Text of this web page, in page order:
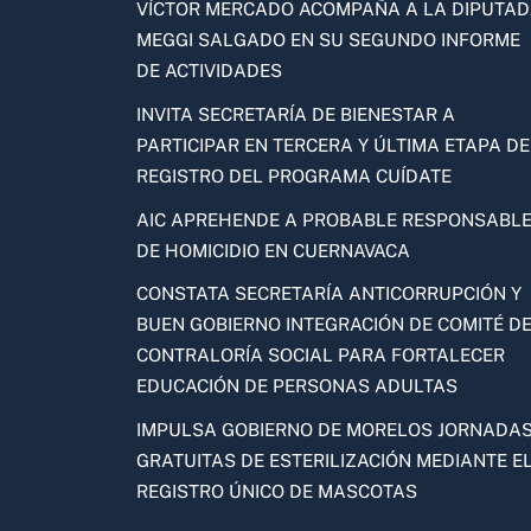
VÍCTOR MERCADO ACOMPAÑA A LA
MEGGI SALGADO EN SU SEGUNDO INFORME
DE ACTIVIDADES
INVITA SECRETARÍA DE BIENESTAR A
PARTICIPAR EN TERCERA Y ÚLTIMA ETAPA DE
REGISTRO DEL PROGRAMA CUÍDATE
AIC APREHENDE A PROBABLE RESPONSABLE
DE HOMICIDIO EN CUERNAVACA
CONSTATA SECRETARÍA ANTICORRUPCIÓN Y
BUEN GOBIERNO INTEGRACIÓN DE COMITÉ DE
CONTRALORÍA SOCIAL PARA FORTALECER
EDUCACIÓN DE PERSONAS ADULTAS
IMPULSA GOBIERNO DE MORELOS
GRATUITAS DE ESTERILIZACIÓN MEDIANTE EL
REGISTRO ÚNICO DE MASCOTAS